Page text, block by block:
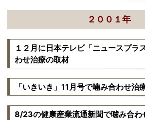
２００１年
１２月に日本テレビ「ニュースプラ
わせ治療の取材
「いきいき」11月号で噛み合わせ治
8/23の健康産業流通新聞で噛み合わ